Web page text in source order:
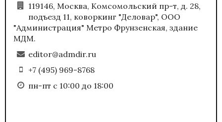
119146, Москва, Комсомольский пр-т, д. 28,
подъезд 11, коворкинг "Деловар", ООО
"Администрация" Метро Фрунзенская, здание
МДМ.
editor@admdir.ru
+7 (495) 969-8768
пн-пт с 10:00 до 18:00